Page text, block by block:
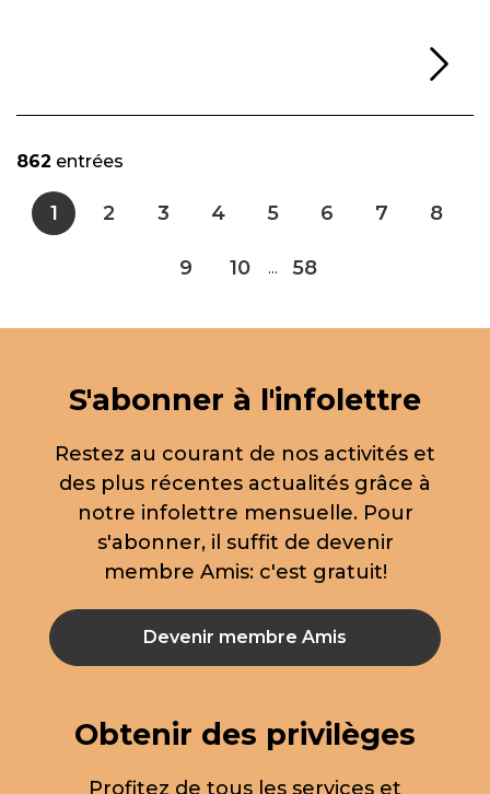
862 entrées
1 2 3 4 5 6 7 8
9 10 ... 58
S'abonner à l'infolettre
Restez au courant de nos activités et
des plus récentes actualités grâce à
notre infolettre mensuelle. Pour
s'abonner, il suffit de devenir
membre Amis: c'est gratuit!
Devenir membre Amis
Obtenir des privilèges
Profitez de tous les services et